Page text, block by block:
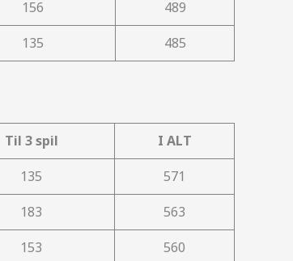
156
489
135 485
Til 3 spil
I ALT
135
571
183
563
153
560